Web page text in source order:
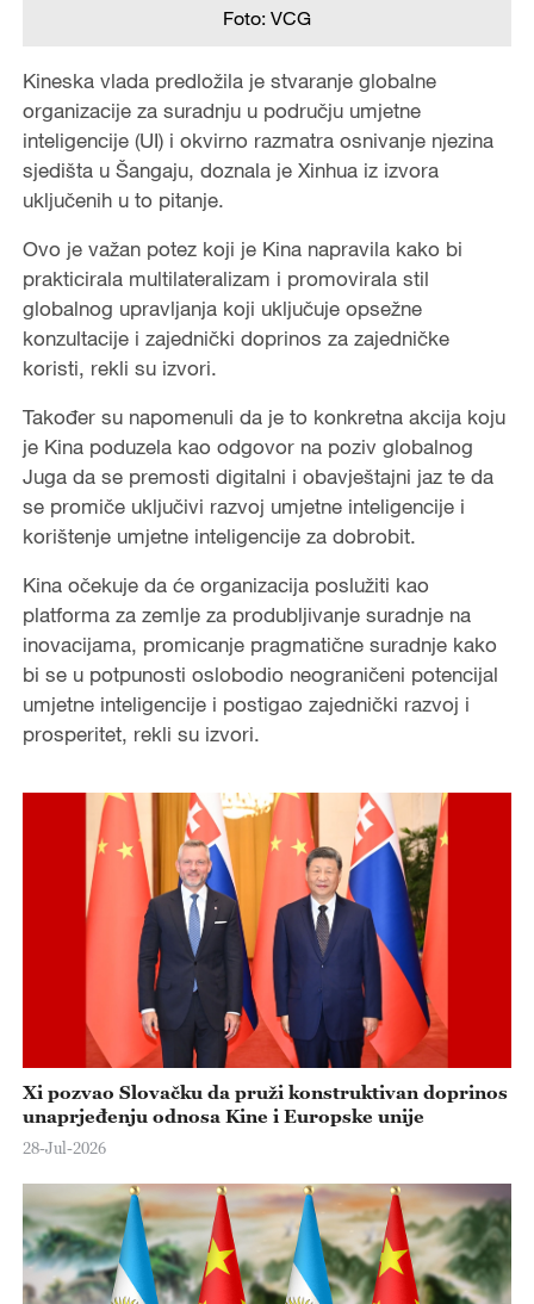
Foto: VCG
Kineska vlada predložila je stvaranje globalne
organizacije za suradnju u području umjetne
inteligencije (UI) i okvirno razmatra osnivanje njezina
sjedišta u Šangaju, doznala je Xinhua iz izvora
uključenih u to pitanje.
Ovo je važan potez koji je Kina napravila kako bi
prakticirala multilateralizam i promovirala stil
globalnog upravljanja koji uključuje opsežne
konzultacije i zajednički doprinos za zajedničke
koristi, rekli su izvori.
Također su napomenuli da je to konkretna akcija koju
je Kina poduzela kao odgovor na poziv globalnog
Juga da se premosti digitalni i obavještajni jaz te da
se promiče uključivi razvoj umjetne inteligencije i
korištenje umjetne inteligencije za dobrobit.
Kina očekuje da će organizacija poslužiti kao
platforma za zemlje za produbljivanje suradnje na
inovacijama, promicanje pragmatične suradnje kako
bi se u potpunosti oslobodio neograničeni potencijal
umjetne inteligencije i postigao zajednički razvoj i
prosperitet, rekli su izvori.
Xi pozvao Slovačku da pruži konstruktivan doprinos
unaprjeđenju odnosa Kine i Europske unije
28-Jul-2026